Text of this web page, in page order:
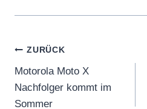
Beitragsnavigation
ZURÜCK
Motorola Moto X
Nachfolger kommt im
Sommer